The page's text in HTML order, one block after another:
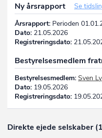
Ny årsrapport
Se
Årsrapport: Perioden
Dato: 21.05.2026
Registreringsdato:
Bestyrelsesmedlem
Bestyrelsesmedlem: Sven
Dato: 19.05.2026
Registreringsdato:
Direkte ejede selskaber